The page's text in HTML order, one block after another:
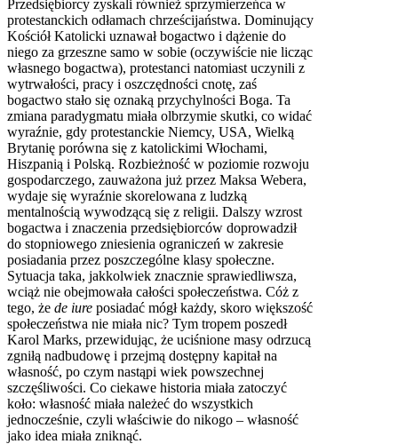
Przedsiębiorcy zyskali również sprzymierzeńca w
protestanckich odłamach chrześcijaństwa. Dominujący
Kościół Katolicki uznawał bogactwo i dążenie do
niego za grzeszne samo w sobie (oczywiście nie licząc
własnego bogactwa), protestanci natomiast uczynili z
wytrwałości, pracy i oszczędności cnotę, zaś
bogactwo stało się oznaką przychylności Boga. Ta
zmiana paradygmatu miała olbrzymie skutki, co widać
wyraźnie, gdy protestanckie Niemcy, USA, Wielką
Brytanię porówna się z katolickimi Włochami,
Hiszpanią i Polską. Rozbieżność w poziomie rozwoju
gospodarczego, zauważona już przez Maksa Webera,
wydaje się wyraźnie skorelowana z ludzką
mentalnością wywodzącą się z religii. Dalszy wzrost
bogactwa i znaczenia przedsiębiorców doprowadził
do stopniowego zniesienia ograniczeń w zakresie
posiadania przez poszczególne klasy społeczne.
Sytuacja taka, jakkolwiek znacznie sprawiedliwsza,
wciąż nie obejmowała całości społeczeństwa. Cóż z
tego, że de iure posiadać mógł każdy, skoro większość
społeczeństwa nie miała nic? Tym tropem poszedł
Karol Marks, przewidując, że uciśnione masy odrzucą
zgniłą nadbudowę i przejmą dostępny kapitał na
własność, po czym nastąpi wiek powszechnej
szczęśliwości. Co ciekawe historia miała zatoczyć
koło: własność miała należeć do wszystkich
jednocześnie, czyli właściwie do nikogo – własność
jako idea miała zniknąć.